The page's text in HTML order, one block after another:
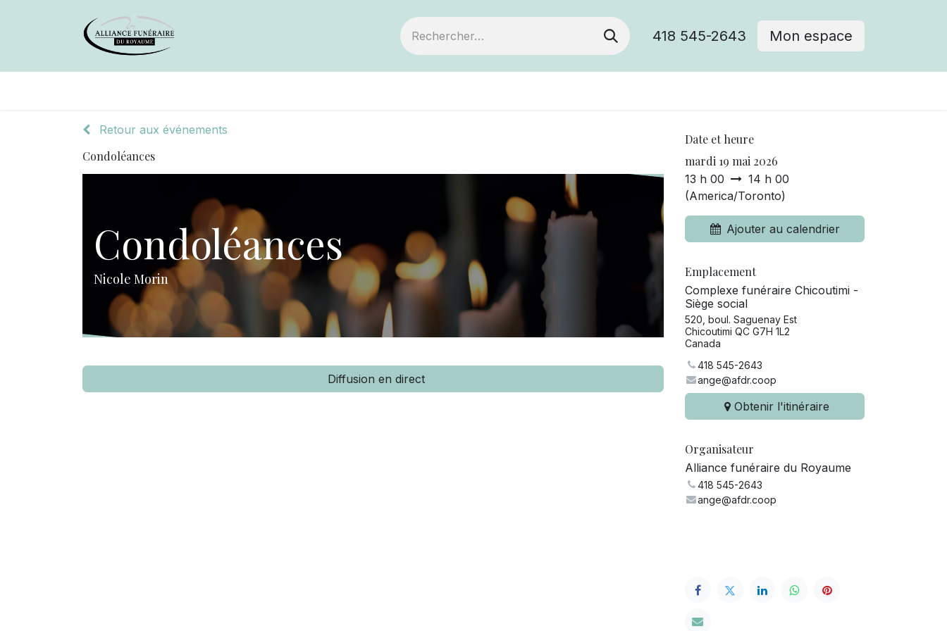
418 545-2643 Mon espace
Retour aux événements
Condoléances
Condoléances
Nicole Morin
Diffusion en direct
Date et heure
mardi 19 mai 2026
13 h 00
14 h 00
(America/Toronto)
Ajouter au calendrier
Emplacement
Complexe funéraire Chicoutimi -
Siège social
520, boul. Saguenay Est
Chicoutimi QC G7H 1L2
Canada
418 545-2643
ange@afdr.coop
Obtenir l'itinéraire
Organisateur
Alliance funéraire du Royaume
418 545-2643
ange@afdr.coop